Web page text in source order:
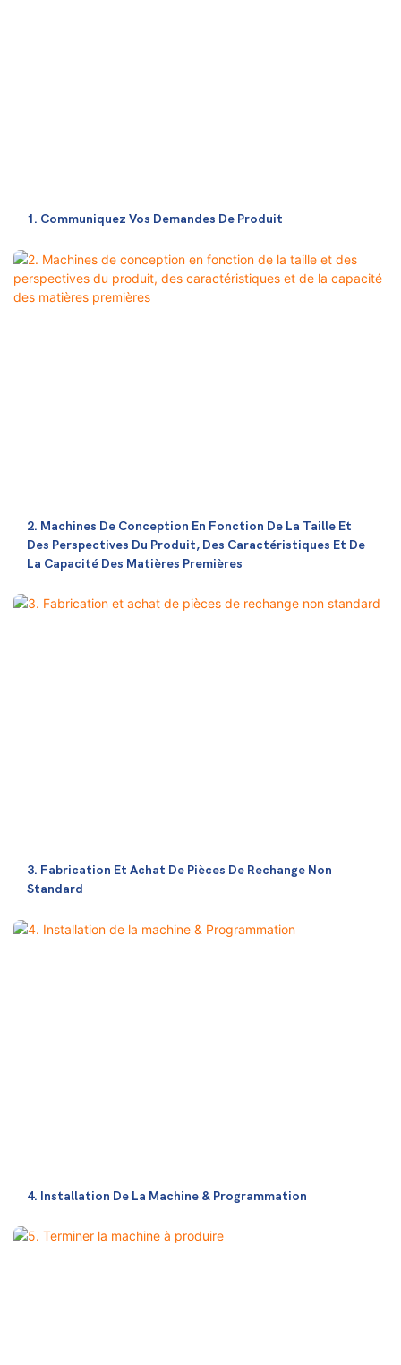
1. Communiquez Vos Demandes De Produit
2. Machines De Conception En Fonction De La Taille Et
Des Perspectives Du Produit, Des Caractéristiques Et De
La Capacité Des Matières Premières
3. Fabrication Et Achat De Pièces De Rechange Non
Standard
4. Installation De La Machine & Programmation